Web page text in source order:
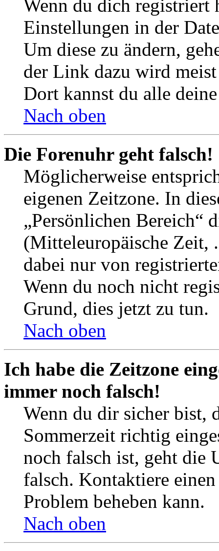
Wenn du dich registriert
Einstellungen in der
Um diese zu ändern,
der Link dazu wird
Dort kannst du alle
Nach oben
Die Forenuhr geht falsch!
Möglicherweise
eigenen Zeitzone. In
„Persönlichen Bereich“
(Mitteleuropäische Zeit,
dabei nur von
Wenn du noch nicht
Grund, dies jetzt zu tun.
Nach oben
Ich habe die Zeitzone
immer noch falsch!
Wenn du dir sicher bist,
Sommerzeit richtig
noch falsch ist, geht die
falsch. Kontaktiere
Problem beheben kann.
Nach oben